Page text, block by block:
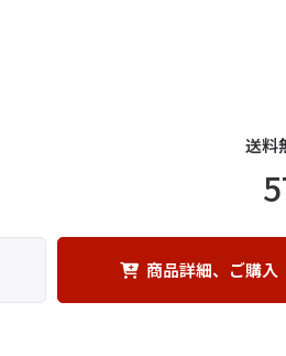
送料
商品詳細、ご購入